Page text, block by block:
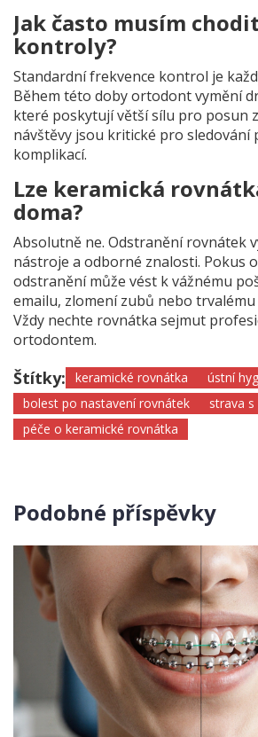
Jak často musím
kontroly?
Standardní frekvence kontrol je
Během této doby ortodont vymění
které poskytují větší sílu pro posun
návštěvy jsou kritické pro sledování
komplikací.
Lze keramická
doma?
Absolutně ne. Odstranění rovnátek
nástroje a odborné znalosti. Pokus
odstranění může vést k vážnému
emailu, zlomení zubů nebo
Vždy nechte rovnátka sejmut
ortodontem.
Štítky: keramické rovnátka
ústní
bolest po nastavení rovnátek
strava
péče o keramické rovnátka
Podobné příspěvky